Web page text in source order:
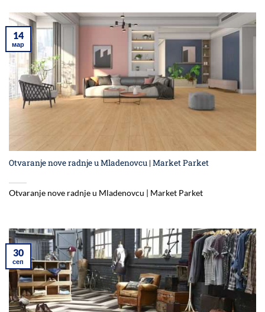
Otvaranje nove radnje u Mladenovcu | Market Parket
Otvaranje nove radnje u Mladenovcu | Market Parket
14
мар
30
сеп